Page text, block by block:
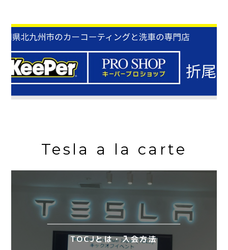
Tesla a la carte
TOCJとは・入会方法